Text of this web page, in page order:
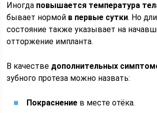
Иногда повышается температура
бывает нормой в первые сутки. Но
состояние также указывает на
отторжение импланта.
В качестве дополнительных
зубного протеза можно назвать:
Покраснение в месте отёка.